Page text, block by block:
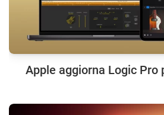
Apple aggiorna Logic Pro